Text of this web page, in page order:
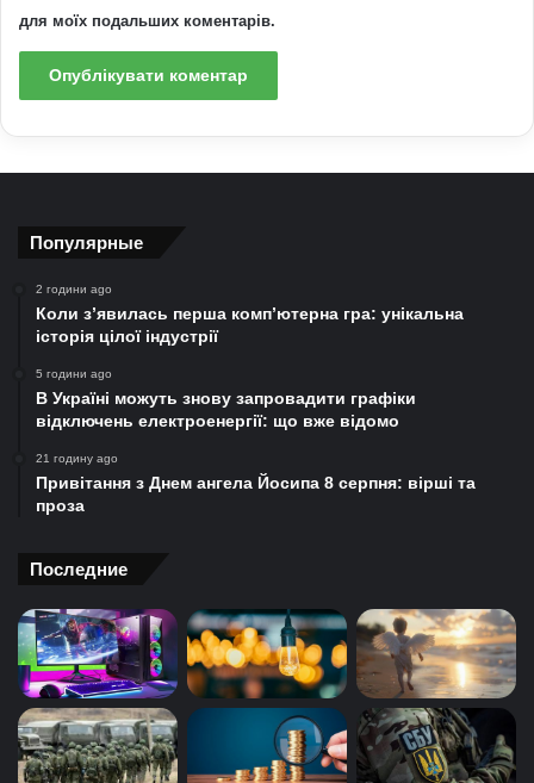
для моїх подальших коментарів.
Популярные
2 години ago
Коли з’явилась перша комп’ютерна гра: унікальна
історія цілої індустрії
5 години ago
В Україні можуть знову запровадити графіки
відключень електроенергії: що вже відомо
21 годину ago
Привітання з Днем ангела Йосипа 8 серпня: вірші та
проза
Последние